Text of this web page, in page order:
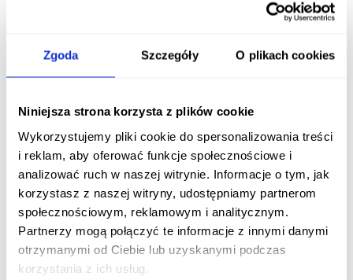
Zgoda Szczegóły O plikach cookies
Niniejsza strona korzysta z plików cookie
Wykorzystujemy pliki cookie do spersonalizowania treści
i reklam, aby oferować funkcje społecznościowe i
analizować ruch w naszej witrynie. Informacje o tym, jak
korzystasz z naszej witryny, udostępniamy partnerom
społecznościowym, reklamowym i analitycznym.
Partnerzy mogą połączyć te informacje z innymi danymi
otrzymanymi od Ciebie lub uzyskanymi podczas
korzystania z ich usług.
stosowanie leku Clobederm u kobiet w ciąży jest
Rozpocznij konsultację z Clobederm
Otrzymaj konsultację lekarską na ten lek bez
Rozpocznij konsultację
Clobederm a karmienie piersią
Nie jest wiadome, w jakim stopniu klobetazol po
miejscowym zastosowaniu na skórę przenika do mleka
kobiecego. Jednak należy on do grupy bardzo silnych